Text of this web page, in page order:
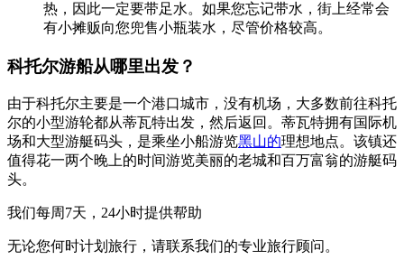
热，因此一定要带足水。如果您忘记带水，街上经常会
有小摊贩向您兜售小瓶装水，尽管价格较高。
科托尔游船从哪里出发？
由于科托尔主要是一个港口城市，没有机场，大多数前往科托
尔的小型游轮都从蒂瓦特出发，然后返回。蒂瓦特拥有国际机
场和大型游艇码头，是乘坐小船游览黑山的理想地点。该镇还
值得花一两个晚上的时间游览美丽的老城和百万富翁的游艇码
头。
我们每周7天，24小时提供帮助
无论您何时计划旅行，请联系我们的专业旅行顾问。